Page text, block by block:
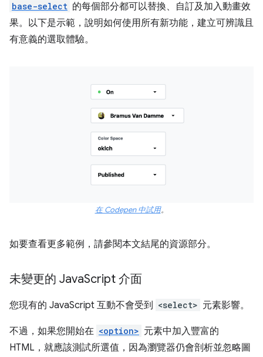
base-select 的每個部分都可以替換、自訂及加入動畫效
果。以下是示範，說明如何使用所有新功能，建立可辨識且
有意義的選取體驗。
在 Codepen 中試用。
如要查看更多範例，請參閱本文結尾的資源部分。
未變更的 JavaScript 介面
您現有的 JavaScript 互動不會受到 <select> 元素影響。
不過，如果您開始在 <option> 元素中加入豐富的
HTML，就應該測試所選值，因為瀏覽器仍會剖析並忽略圖